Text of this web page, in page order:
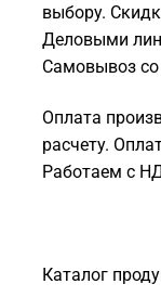
выбору.
Деловыми
Самовывоз
Оплата
расчету.
Работаем с
Каталог